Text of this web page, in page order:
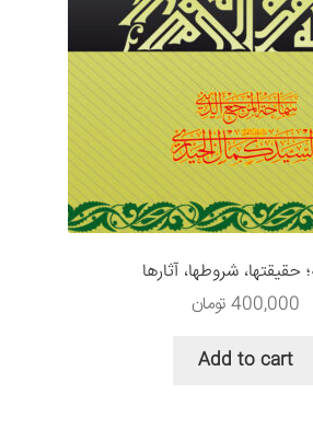
حقيقتها، شروطها، آثارها
400,000 تومان
Add to cart